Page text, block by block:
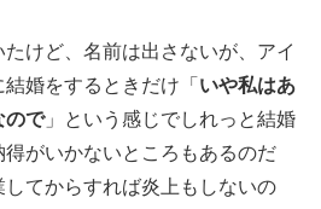
けど、名前は出さないが、アイ
婚をするときだけ「 いや私はあ
ので」という感じでしれっと結婚
がいかないところもあるのだ
てからすれば炎上もしないの